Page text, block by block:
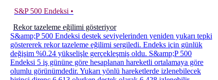
S&P 500 Endeksi •
Rekor tazeleme eğilimi gösteriyor
S&amp;P 500 Endeksi destek seviyelerinden yeniden yukarı tepki
göstererek rekor tazeleme eğilimi sergiledi. Endeks için günlük
değişim %0.24 yükselişle gerçekleşmiş oldu. S&amp;P 500
Endeksi 5 iş gününe göre hesaplanan hareketli ortalamaya göre
olumlu görünümdedir. Yukarı yönlü hareketlerde izlenebilecek